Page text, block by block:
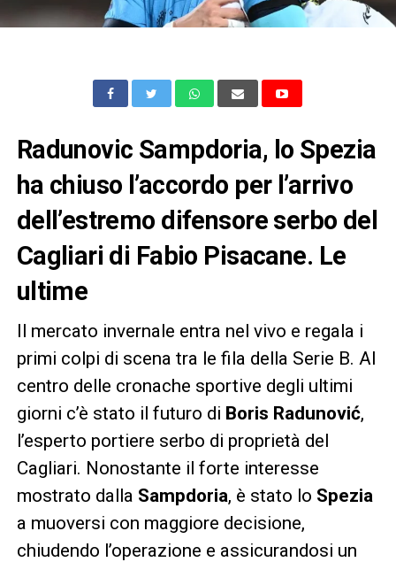
Radunovic Sampdoria, lo Spezia
ha chiuso l’accordo per l’arrivo
dell’estremo difensore serbo del
Cagliari di Fabio Pisacane. Le
ultime
Il mercato invernale entra nel vivo e regala i
primi colpi di scena tra le fila della Serie B. Al
centro delle cronache sportive degli ultimi
giorni c’è stato il futuro di Boris Radunović,
l’esperto portiere serbo di proprietà del
Cagliari. Nonostante il forte interesse
mostrato dalla Sampdoria, è stato lo Spezia
a muoversi con maggiore decisione,
chiudendo l’operazione e assicurandosi un